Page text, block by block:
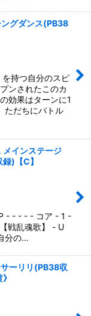
グダンス(PB38
を持つ自分のスピ
ンされたこのカ
効果はターンに1
ただちにバトル
インステージ
)【C】
- - - - - コア - 1 -
戦乱魂歌】 - U
分の…
ーリリ(PB38収